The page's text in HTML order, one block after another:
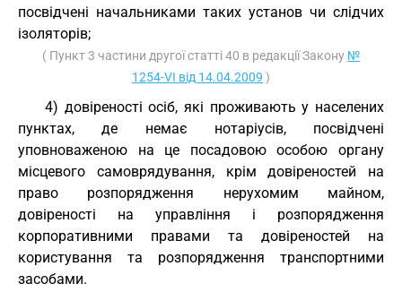
посвідчені начальниками таких установ чи слідчих
ізоляторів;
( Пункт 3 частини другої статті 40 в редакції Закону №
1254-VI від 14.04.2009 )
4) довіреності осіб, які проживають у населених
пунктах, де немає нотаріусів, посвідчені
уповноваженою на це посадовою особою органу
місцевого самоврядування, крім довіреностей на
право розпорядження нерухомим майном,
довіреності на управління і розпорядження
корпоративними правами та довіреностей на
користування та розпорядження транспортними
засобами.